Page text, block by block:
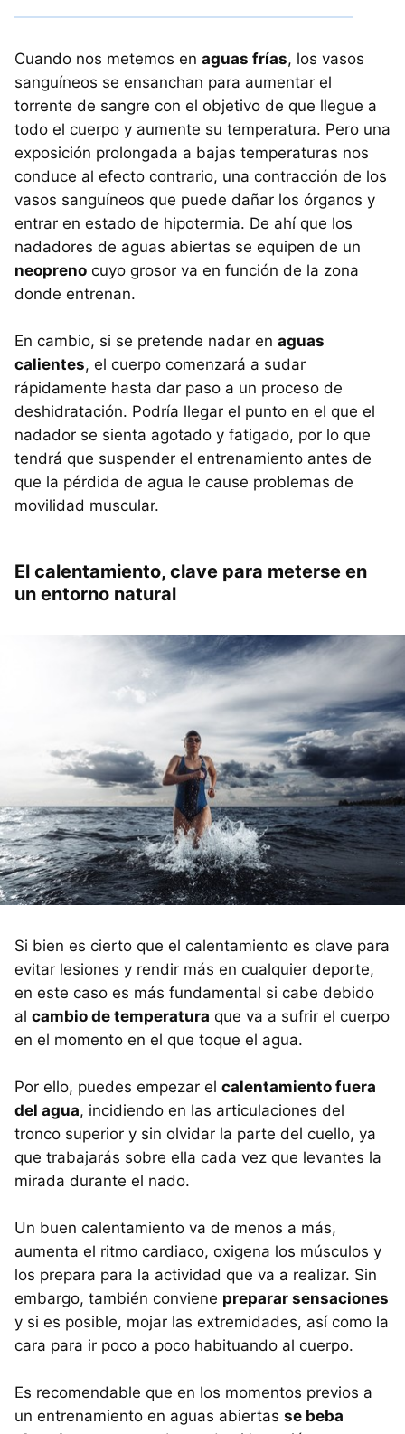
Cuando nos metemos en aguas frías, los vasos
sanguíneos se ensanchan para aumentar el
torrente de sangre con el objetivo de que llegue a
todo el cuerpo y aumente su temperatura. Pero una
exposición prolongada a bajas temperaturas nos
conduce al efecto contrario, una contracción de los
vasos sanguíneos que puede dañar los órganos y
entrar en estado de hipotermia. De ahí que los
nadadores de aguas abiertas se equipen de un
neopreno cuyo grosor va en función de la zona
donde entrenan.
En cambio, si se pretende nadar en aguas
calientes, el cuerpo comenzará a sudar
rápidamente hasta dar paso a un proceso de
deshidratación. Podría llegar el punto en el que el
nadador se sienta agotado y fatigado, por lo que
tendrá que suspender el entrenamiento antes de
que la pérdida de agua le cause problemas de
movilidad muscular.
El calentamiento, clave para meterse en
un entorno natural
Si bien es cierto que el calentamiento es clave para
evitar lesiones y rendir más en cualquier deporte,
en este caso es más fundamental si cabe debido
al cambio de temperatura que va a sufrir el cuerpo
en el momento en el que toque el agua.
Por ello, puedes empezar el calentamiento fuera
del agua, incidiendo en las articulaciones del
tronco superior y sin olvidar la parte del cuello, ya
que trabajarás sobre ella cada vez que levantes la
mirada durante el nado.
Un buen calentamiento va de menos a más,
aumenta el ritmo cardiaco, oxigena los músculos y
los prepara para la actividad que va a realizar. Sin
embargo, también conviene preparar sensaciones
y si es posible, mojar las extremidades, así como la
cara para ir poco a poco habituando al cuerpo.
Es recomendable que en los momentos previos a
un entrenamiento en aguas abiertas se beba